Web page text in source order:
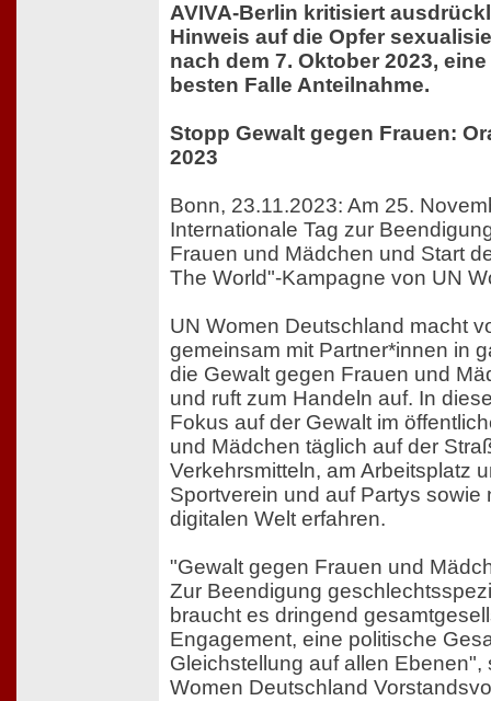
AVIVA-Berlin kritisiert
Hinweis auf die Opfer
nach dem 7. Oktober 2023,
besten Falle Anteilnahme.
Stopp Gewalt gegen Frauen:
2023
Bonn, 23.11.2023: Am 25.
Internationale Tag zur
Frauen und Mädchen und Start
The World"-Kampagne von UN
UN Women Deutschland macht
gemeinsam mit Partner*innen in
die Gewalt gegen Frauen und
und ruft zum Handeln auf. In
Fokus auf der Gewalt im
und Mädchen täglich auf der
Verkehrsmitteln, am Arbeitsplatz
Sportverein und auf Partys sowie
digitalen Welt erfahren.
"Gewalt gegen Frauen und
Zur Beendigung
braucht es dringend
Engagement, eine politische
Gleichstellung auf allen Ebenen",
Women Deutschland